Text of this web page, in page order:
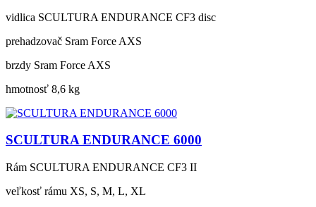
vidlica SCULTURA ENDURANCE CF3 disc
prehadzovač Sram Force AXS
brzdy Sram Force AXS
hmotnosť 8,6 kg
SCULTURA ENDURANCE 6000
Rám SCULTURA ENDURANCE CF3 II
veľkosť rámu XS, S, M, L, XL